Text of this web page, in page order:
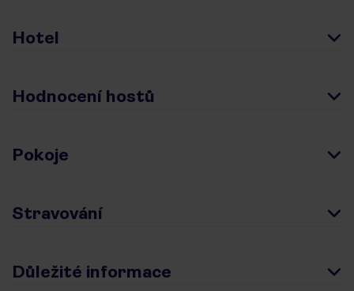
Hotel
Hodnocení hostů
Pokoje
Stravování
Důležité informace